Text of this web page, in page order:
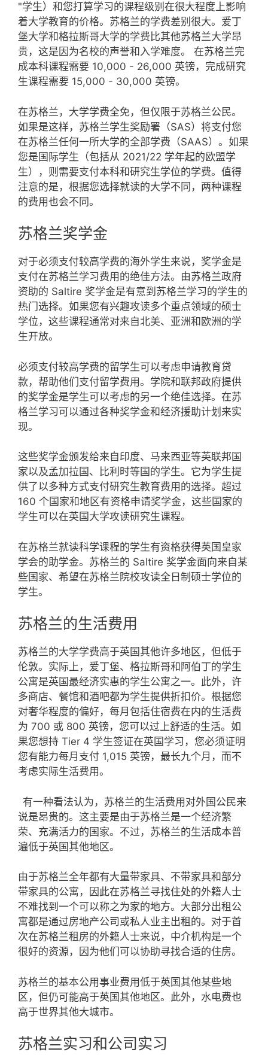
"学生）和您打算学习的课程级别在很大程度上影响
着大学教育的价格。苏格兰的学费差别很大。爱丁
堡大学和格拉斯哥大学的学费比其他苏格兰大学昂
贵，这是因为名校的声誉和入学难度。 在苏格兰完
成本科课程需要 10,000 - 26,000 英镑，完成研究
生课程需要 15,000 - 30,000 英镑。
在苏格兰，大学学费全免，但仅限于苏格兰公民。
如果是这样，苏格兰学生奖励署（SAS）将支付您
在苏格兰任何一所大学的全部学费（SAAS）。如果
您是国际学生（包括从 2021/22 学年起的欧盟学
生），则需要支付本科和研究生学位的学费。值得
注意的是，根据您选择就读的大学不同，两种课程
的费用也会不同。
苏格兰奖学金
对于必须支付较高学费的海外学生来说，奖学金是
支付在苏格兰学习费用的绝佳方法。由苏格兰政府
资助的 Saltire 奖学金是有意到苏格兰学习的学生的
热门选择。如果您有兴趣攻读多个重点领域的硕士
学位，这些课程通常对来自北美、亚洲和欧洲的学
生开放。
必须支付较高学费的留学生可以考虑申请教育贷
款，帮助他们支付留学费用。学院和联邦政府提供
的奖学金是学生可以考虑的另一个绝佳选择。在苏
格兰学习可以通过各种奖学金和经济援助计划来实
现。
这些奖学金颁发给来自印度、马来西亚等英联邦国
家以及孟加拉国、比利时等国的学生。它为学生提
供了以多种方式支付研究生教育费用的选择。超过
160 个国家和地区有资格申请奖学金，这些国家的
学生可以在英国大学攻读研究生课程。
在苏格兰就读科学课程的学生有资格获得英国皇家
学会的助学金。苏格兰的 Saltire 奖学金面向来自某
些国家、希望在苏格兰院校攻读全日制硕士学位的
学生。
苏格兰的生活费用
苏格兰的大学学费高于英国其他许多地区，但低于
伦敦。实际上，爱丁堡、格拉斯哥和阿伯丁的学生
公寓是英国最经济实惠的学生公寓之一。此外，许
多商店、餐馆和酒吧都为学生提供折扣价。根据您
对奢华程度的偏好，每月包括住宿费在内的生活费
为 700 或 800 英镑，您可以过上舒适的生活。如
果您想持 Tier 4 学生签证在英国学习，您必须证明
您有能力每月支付 1,015 英镑，最长九个月，而不
考虑实际生活费用。
有一种看法认为，苏格兰的生活费用对外国公民来
说是昂贵的。这主要是由于苏格兰是一个经济繁
荣、充满活力的国家。不过，苏格兰的生活成本普
遍低于英国其他地区。
由于苏格兰全年都有大量带家具、不带家具和部分
带家具的公寓，因此在苏格兰寻找住处的外籍人士
不难找到一个可以称之为家的地方。大部分出租公
寓都是通过房地产公司或私人业主出租的。对于首
次在苏格兰租房的外籍人士来说，中介机构是一个
很好的资源，因为他们可以协助寻找合适的住房。
苏格兰的基本公用事业费用低于英国其他某些地
区，但仍可能高于英国其他地区。此外，水电费也
高于世界其他大城市。
苏格兰实习和公司实习